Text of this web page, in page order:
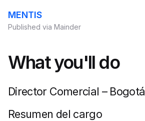
MENTIS
Published via Mainder
What you'll do
Director Comercial – Bogotá
Resumen del cargo